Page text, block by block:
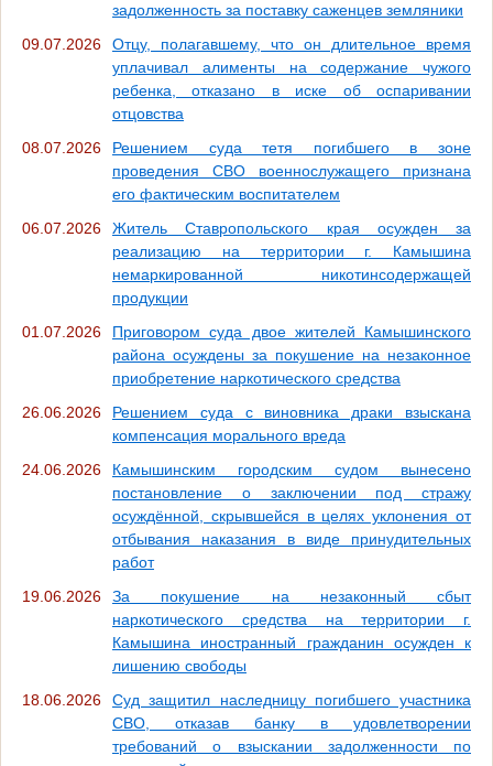
задолженность за поставку саженцев земляники
09.07.2026
Отцу, полагавшему, что он длительное время
уплачивал алименты на содержание чужого
ребенка, отказано в иске об оспаривании
отцовства
08.07.2026
Решением суда тетя погибшего в зоне
проведения СВО военнослужащего признана
его фактическим воспитателем
06.07.2026
Житель Ставропольского края осужден за
реализацию на территории г. Камышина
немаркированной никотинсодержащей
продукции
01.07.2026
Приговором суда двое жителей Камышинского
района осуждены за покушение на незаконное
приобретение наркотического средства
26.06.2026
Решением суда с виновника драки взыскана
компенсация морального вреда
24.06.2026
Камышинским городским судом вынесено
постановление о заключении под стражу
осуждённой, скрывшейся в целях уклонения от
отбывания наказания в виде принудительных
работ
19.06.2026
За покушение на незаконный сбыт
наркотического средства на территории г.
Камышина иностранный гражданин осужден к
лишению свободы
18.06.2026
Суд защитил наследницу погибшего участника
СВО, отказав банку в удовлетворении
требований о взыскании задолженности по